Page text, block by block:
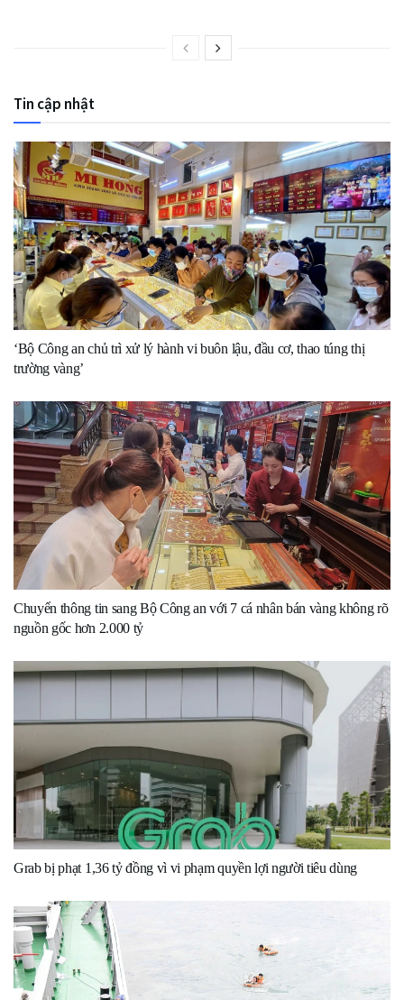
Tin cập nhật
‘Bộ Công an chủ trì xử lý hành vi buôn lậu, đầu cơ, thao túng thị
trường vàng’
Chuyển thông tin sang Bộ Công an với 7 cá nhân bán vàng không rõ
nguồn gốc hơn 2.000 tỷ
Grab bị phạt 1,36 tỷ đồng vì vi phạm quyền lợi người tiêu dùng